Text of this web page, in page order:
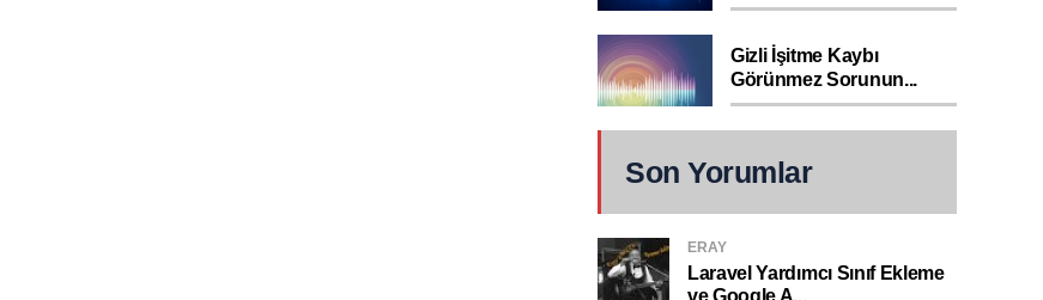
Gizli İşitme Kaybı
Görünmez Sorunun...
Son Yorumlar
ERAY
Laravel Yardımcı Sınıf Ekleme
ve Google A...